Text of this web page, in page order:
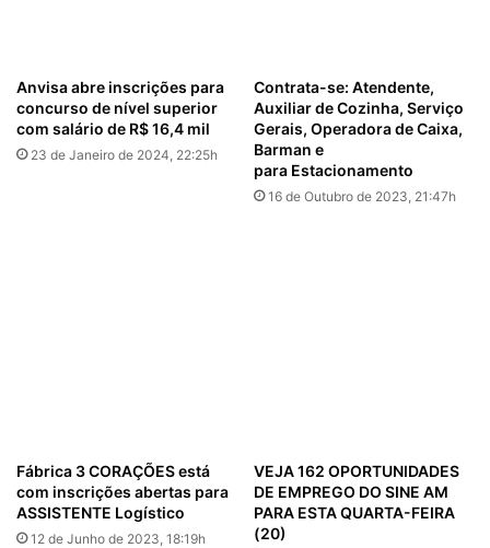
Anvisa abre inscrições para
concurso de nível superior
com salário de R$ 16,4 mil
23 de Janeiro de 2024, 22:25h
Contrata-se: Atendente,
Auxiliar de Cozinha, Serviço
Gerais, Operadora de Caixa,
Barman e
para Estacionamento
16 de Outubro de 2023, 21:47h
Fábrica 3 CORAÇÕES está
com inscrições abertas para
ASSISTENTE Logístico
12 de Junho de 2023, 18:19h
VEJA 162 OPORTUNIDADES
DE EMPREGO DO SINE AM
PARA ESTA QUARTA-FEIRA
(20)